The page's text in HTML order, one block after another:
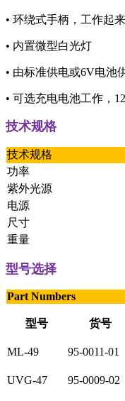
• 环绕式手柄，工作起
• 内置微型白光灯
• 由标准供电或6V电池
• 可选充电电池工作，
技术规格
技术规格
功率
紫外光源
电源
尺寸
重量
型号选择
Part Numbers
型号 货号
ML-49 95-0011-01
UVG-47 95-0009-02